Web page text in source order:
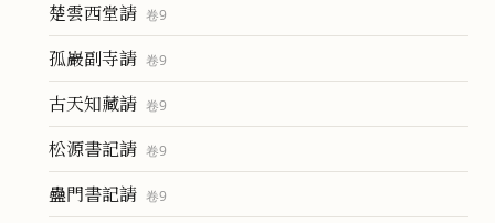
楚雲西堂請 卷9
孤巖副寺請 卷9
古天知藏請 卷9
松源書記請 卷9
蠱門書記請 卷9